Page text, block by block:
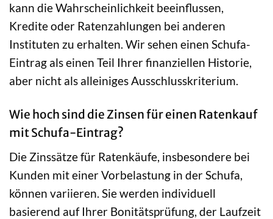
kann die Wahrscheinlichkeit beeinflussen,
Kredite oder Ratenzahlungen bei anderen
Instituten zu erhalten. Wir sehen einen Schufa-
Eintrag als einen Teil Ihrer finanziellen Historie,
aber nicht als alleiniges Ausschlusskriterium.
Wie hoch sind die Zinsen für einen Ratenkauf
mit Schufa-Eintrag?
Die Zinssätze für Ratenkäufe, insbesondere bei
Kunden mit einer Vorbelastung in der Schufa,
können variieren. Sie werden individuell
basierend auf Ihrer Bonitätsprüfung, der Laufzeit